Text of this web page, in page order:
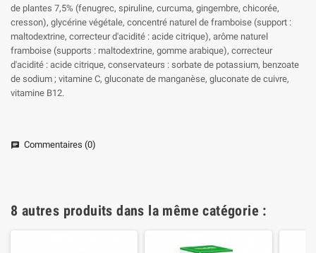
de plantes 7,5% (fenugrec, spiruline, curcuma, gingembre, chicorée,
cresson), glycérine végétale, concentré naturel de framboise (support :
maltodextrine, correcteur d'acidité : acide citrique), arôme naturel
framboise (supports : maltodextrine, gomme arabique), correcteur
d'acidité : acide citrique, conservateurs : sorbate de potassium, benzoate
de sodium ; vitamine C, gluconate de manganèse, gluconate de cuivre,
vitamine B12.
chat Commentaires (0)
8 autres produits dans la même catégorie :